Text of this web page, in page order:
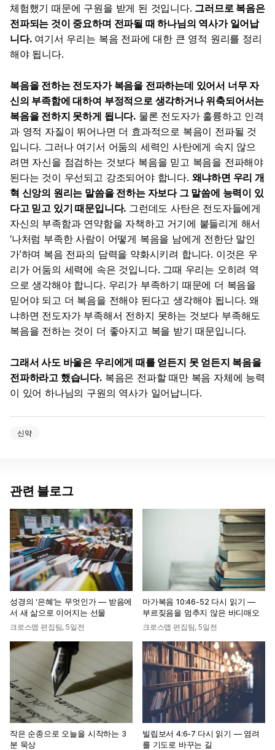
체험했기 때문에 구원을 받게 된 것입니다. 그러므로 복음은
전파되는 것이 중요하며 전파될 때 하나님의 역사가 일어납
니다.여기서 우리는 복음 전파에 대한 큰 영적 원리를 정리
해야 됩니다.
복음을 전하는 전도자가 복음을 전파하는데 있어서 너무 자
신의 부족함에 대하여 부정적으로 생각하거나 위축되어서는
복음을 전하지 못하게 됩니다.물론 전도자가 훌륭하고 인격
과 영적 자질이 뛰어나면 더 효과적으로 복음이 전파될 것
입니다. 그러나 여기서 어둠의 세력인 사탄에게 속지 않으
려면 자신을 점검하는 것보다 복음을 믿고 복음을 전파해야
된다는 것이 우선되고 강조되어야 합니다. 왜냐하면 우리 개
혁 신앙의 원리는 말씀을 전하는 자보다 그 말씀에 능력이 있
다고 믿고 있기 때문입니다. 그런데도 사탄은 전도자들에게
자신의 부족함과 연약함을 자책하고 거기에 붙들리게 해서
‘나처럼 부족한 사람이 어떻게 복음을 남에게 전한단 말인
가’하며 복음 전파의 담력을 약화시키려 합니다. 이것은 우
리가 어둠의 세력에 속은 것입니다. 그때 우리는 오히려 역
으로 생각해야 합니다. 우리가 부족하기 때문에 더 복음을
믿어야 되고 더 복음을 전해야 된다고 생각해야 됩니다. 왜
냐하면 전도자가 부족해서 전하지 못하는 것보다 부족해도
복음을 전하는 것이 더 좋아지고 복을 받기 때문입니다.
그래서 사도 바울은 우리에게 때를 얻든지 못 얻든지 복음을
전파하라고 했습니다.복음은 전파할 때만 복음 자체에 능력
이 있어 하나님의 구원의 역사가 일어납니다.
신약
관련 블로그
성경의 ‘은혜’는 무엇인가 — 받음에
서 새 삶으로 이어지는 선물
크로스맵 편집팀,5일전
마가복음 10:46-52 다시 읽기 —
부르짖음을 멈추지 않은 바디매오
크로스맵 편집팀,5일전
작은 순종으로 오늘을 시작하는 3
분 묵상
빌립보서 4:6-7 다시 읽기 — 염려
를 기도로 바꾸는 길